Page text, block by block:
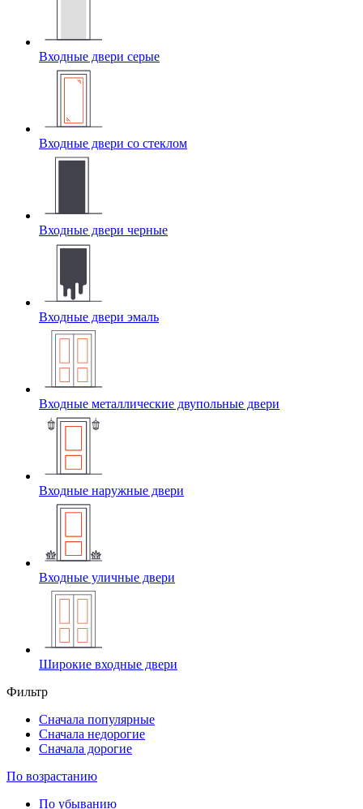
Входные двери серые
Входные двери со стеклом
Входные двери черные
Входные двери эмаль
Входные металлические двупольные двери
Входные наружные двери
Входные уличные двери
Широкие входные двери
Фильтр
Cначала популярные
Сначала недорогие
Cначала дорогие
По возрастанию
По убыванию